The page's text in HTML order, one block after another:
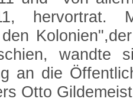
hervortrat.
an die
Otto